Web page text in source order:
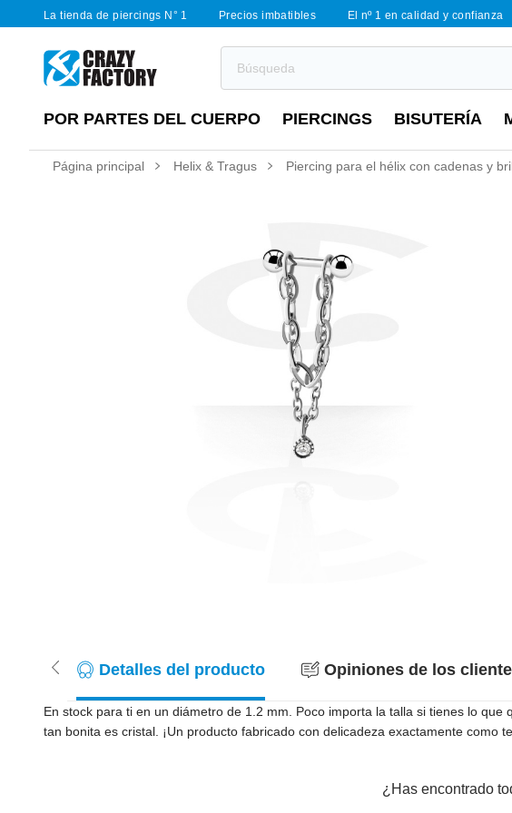
La tienda de piercings N° 1 Precios imbatibles El nº 1 en calidad y confianza
POR PARTES DEL CUERPO PIERCINGS BISUTERÍA
Página principal Helix & Tragus Piercing para el hélix con cadenas y
Detalles del producto Opiniones de los
En stock para ti en un diámetro de 1.2 mm. Poco importa la talla si tienes lo
tan bonita es cristal. ¡Un producto fabricado con delicadeza exactamente como
¿Has encontrado